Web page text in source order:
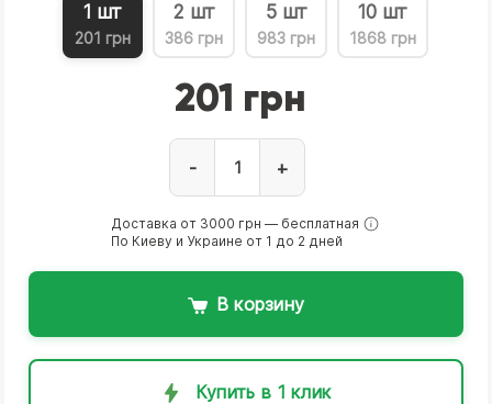
1 шт
201 грн
2 шт
386 грн
5 шт
983 грн
10 шт
1868 грн
201 грн
- +
Доставка от 3000 грн — бесплатная
По Киеву и Украине от 1 до 2 дней
В корзину
Купить в 1 клик